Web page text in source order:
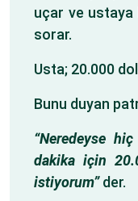
uçar ve ustaya
sorar.
Usta; 20.000
Bunu duyan
“Neredeyse
dakika için
istiyorum”der.